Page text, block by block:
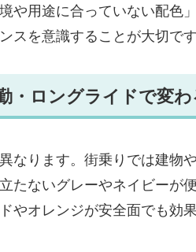
や用途に合っていない配色
スを意識することが大切です
・ロングライドで変
なります。街乗りでは建物
たないグレーやネイビーが
やオレンジが安全面でも効果